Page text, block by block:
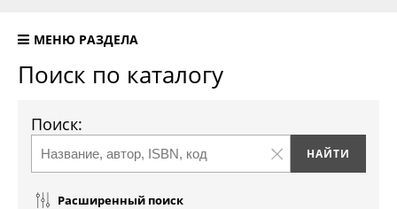
МЕНЮ РАЗДЕЛА
Поиск по каталогу
Поиск:
Расширенный поиск